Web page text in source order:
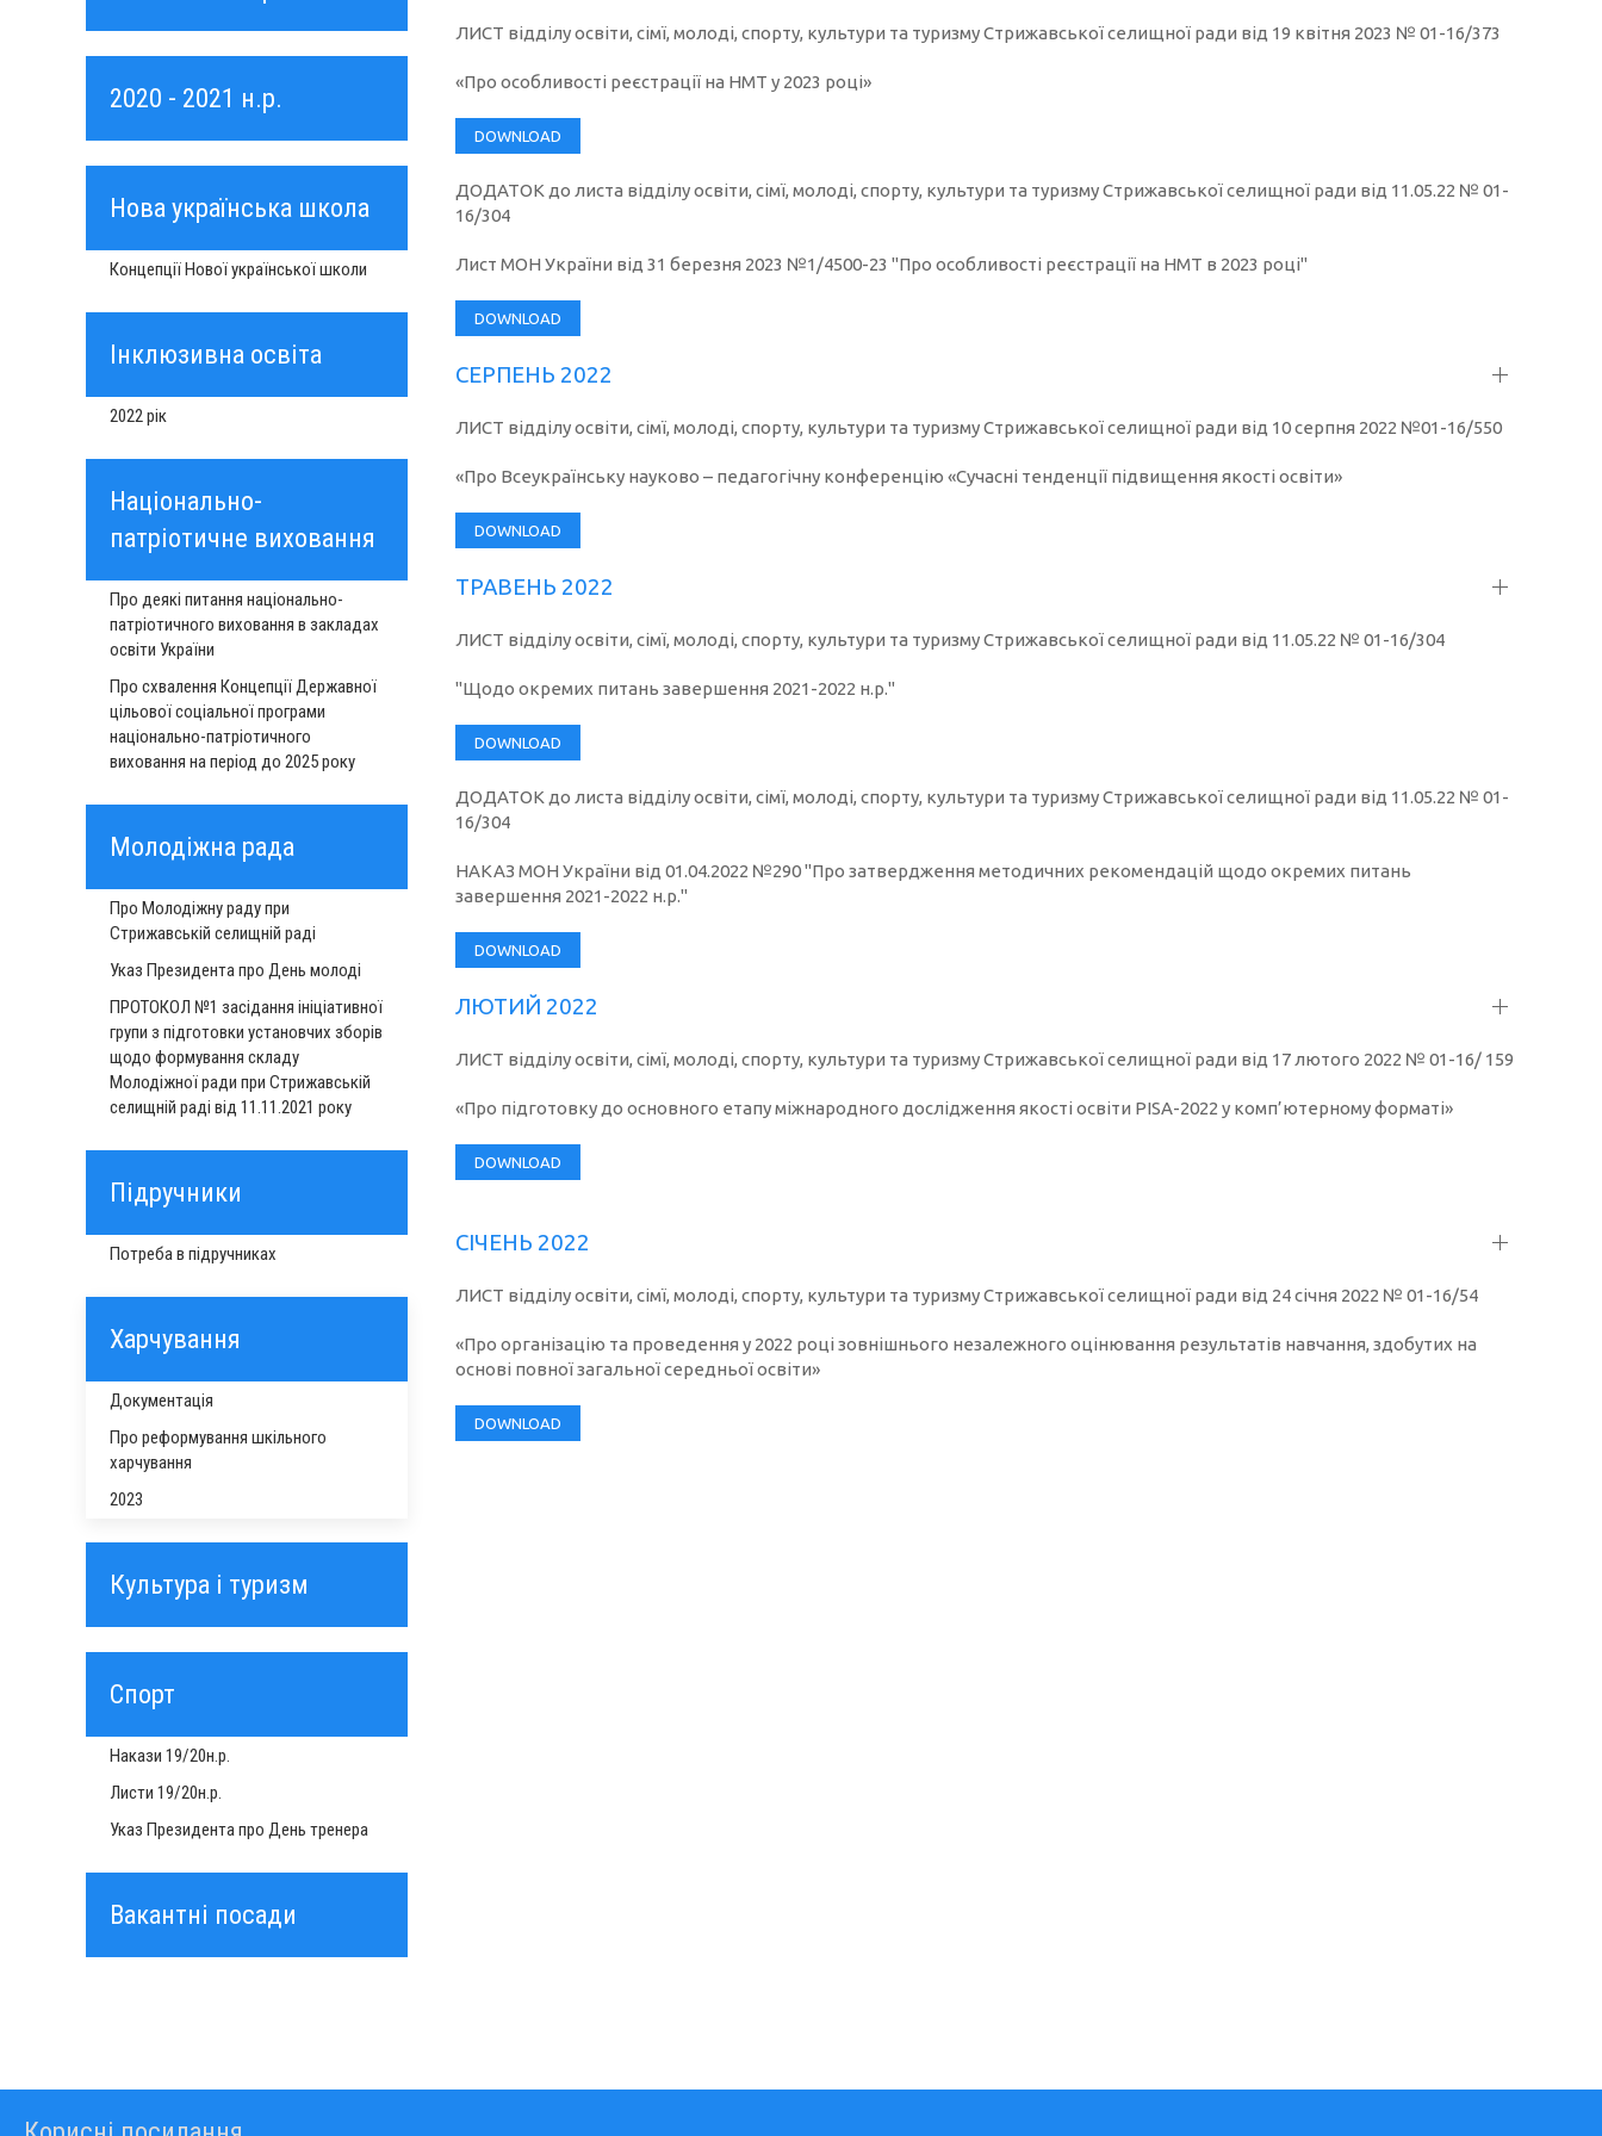
ЛИСТ відділу освіти, сімї, молоді, спорту, культури та туризму Стрижавської селищної ради від 19 квітня 2023 № 01-16/373
«Про особливості реєстрації на НМТ у 2023 році»
DOWNLOAD
ДОДАТОК до листа відділу освіти, сімї, молоді, спорту, культури та туризму Стрижавської селищної ради від 11.05.22 № 01-
16/304
Лист МОН України від 31 березня 2023 №1/4500-23 "Про особливості реєстрації на НМТ в 2023 році"
DOWNLOAD
СЕРПЕНЬ 2022
ЛИСТ відділу освіти, сімї, молоді, спорту, культури та туризму Стрижавської селищної ради від 10 серпня 2022 №01-16/550
«Про Всеукраїнську науково – педагогічну конференцію «Сучасні тенденції підвищення якості освіти»
DOWNLOAD
ТРАВЕНЬ 2022
ЛИСТ відділу освіти, сімї, молоді, спорту, культури та туризму Стрижавської селищної ради від 11.05.22 № 01-16/304
"Щодо окремих питань завершення 2021-2022 н.р."
DOWNLOAD
ДОДАТОК до листа відділу освіти, сімї, молоді, спорту, культури та туризму Стрижавської селищної ради від 11.05.22 № 01-
16/304
НАКАЗ МОН України від 01.04.2022 №290 "Про затвердження методичних рекомендацій щодо окремих питань
завершення 2021-2022 н.р."
DOWNLOAD
ЛЮТИЙ 2022
ЛИСТ відділу освіти, сімї, молоді, спорту, культури та туризму Стрижавської селищної ради від 17 лютого 2022 № 01-16/ 159
«Про підготовку до основного етапу міжнародного дослідження якості освіти PISA-2022 у комп’ютерному форматі»
DOWNLOAD
СІЧЕНЬ 2022
ЛИСТ відділу освіти, сімї, молоді, спорту, культури та туризму Стрижавської селищної ради від 24 січня 2022 № 01-16/54
«Про організацію та проведення у 2022 році зовнішнього незалежного оцінювання результатів навчання, здобутих на
основі повної загальної середньої освіти»
DOWNLOAD
2020 - 2021 н.р.
Нова українська школа
Концепції Нової української школи
Інклюзивна освіта
2022 рік
Національно-
патріотичне виховання
Про деякі питання національно-
патріотичного виховання в закладах
освіти України
Про схвалення Концепції Державної
цільової соціальної програми
національно-патріотичного
виховання на період до 2025 року
Молодіжна рада
Про Молодіжну раду при
Стрижавській селищній раді
Указ Президента про День молоді
ПРОТОКОЛ №1 засідання ініціативної
групи з підготовки установчих зборів
щодо формування складу
Молодіжної ради при Стрижавській
селищній раді від 11.11.2021 року
Підручники
Потреба в підручниках
Харчування
Документація
Про реформування шкільного
харчування
2023
Культура і туризм
Спорт
Накази 19/20н.р.
Листи 19/20н.р.
Указ Президента про День тренера
Вакантні посади